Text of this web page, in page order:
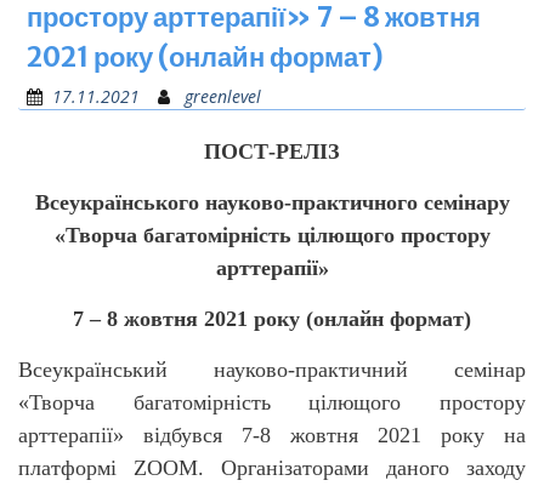
простору арттерапії» 7 – 8 жовтня
2021 року (онлайн формат)
17.11.2021 greenlevel
ПОСТ-РЕЛІЗ
Всеукраїнського науково-практичного семінару
«Творча багатомірність цілющого простору
арттерапії»
7 – 8 жовтня 2021 року (онлайн формат)
Всеукраїнський науково-практичний семінар
«Творча багатомірність цілющого простору
арттерапії» відбувся 7-8 жовтня 2021 року на
платформі ZOOM. Організаторами даного заходу